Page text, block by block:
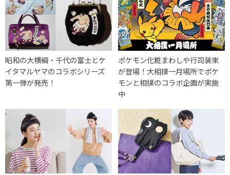
昭和の大横綱・千代の富士とケ
イタマルヤマのコラボシリーズ
第一弾が発売！
ポケモン化粧まわしや行司装束
が登場！大相撲一月場所でポケ
モンと相撲のコラボ企画が実施
中